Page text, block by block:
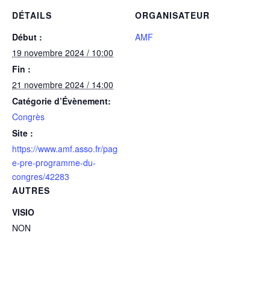
DÉTAILS
Début :
19 novembre 2024 / 10:00
Fin :
21 novembre 2024 / 14:00
Catégorie d’Évènement:
Congrès
Site :
https://www.amf.asso.fr/pag
e-pre-programme-du-
congres/42283
ORGANISATEUR
AMF
AUTRES
VISIO
NON